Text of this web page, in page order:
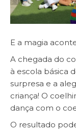
E a magia
A chegada do
à escola básica
surpresa e a
criança! O
dança com o
O resultado